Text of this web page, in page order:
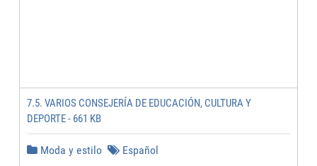
7.5. VARIOS CONSEJERÍA DE EDUCACIÓN, CULTURA Y
DEPORTE - 661 KB
Moda y estilo Español